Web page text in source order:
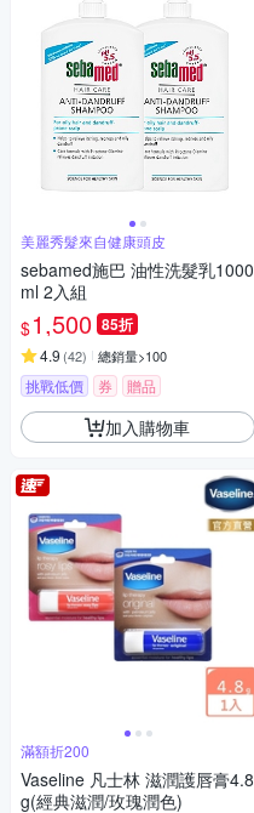
美麗秀髮來自健康頭皮
sebamed施巴 油性洗髮乳1000
ml 2入組
$1,500 85折
4.9 (42) 總銷量>100
挑戰低價 券 贈品
加入購物車
滿額折200
Vaseline 凡士林 滋潤護唇膏4.8
g(經典滋潤/玫瑰潤色)